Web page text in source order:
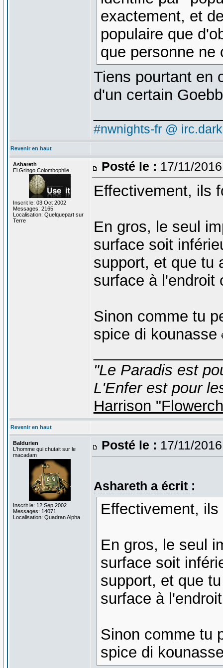
exactement, et
populaire que
que personne
Tiens pourtant en
d'un certain
#nwnights-fr @
Revenir en haut
Ashareth
El Gringo Colombophile
Inscrit le: 03 Oct 2002
Messages: 2165
Localisation: Quelquepart sur
Terre
Posté le : 17/11/
Effectivement, ils
En gros, le seul
surface soit
support, et que tu
surface à l'endroit
Sinon comme tu
spice di kounasse
"Le Paradis est
L'Enfer est pour
Harrison
Revenir en haut
Baldurien
L'homme qui chutait sur le
macadam
Inscrit le: 12 Sep 2002
Messages: 14071
Localisation: Quadran Alpha
Posté le : 17/11/
Ashareth a écrit :
Effectivement,
En gros, le seul
surface soit
support, et que
surface à
Sinon comme tu
spice di